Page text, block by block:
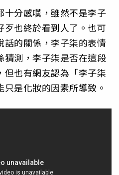
十分感嘆，雖然不是李子
也終於看到人了。也可
的關係，李子柒的表情
猜測，李子柒是否在這段
但也有網友認為「李子柒
是化妝的因素所導致。